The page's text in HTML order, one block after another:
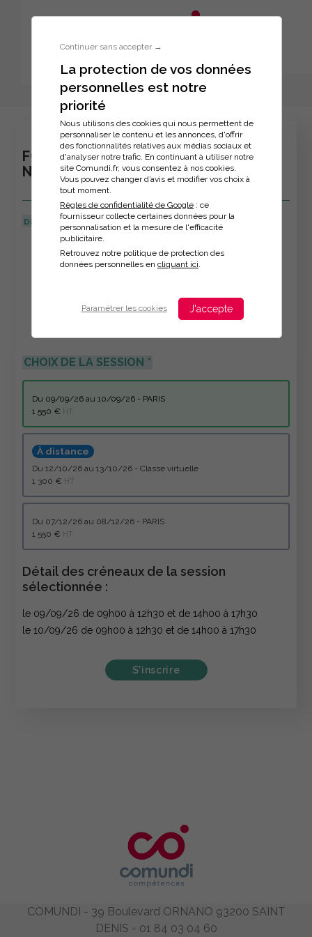
Continuer sans accepter →
La protection de vos données
personnelles est notre
priorité
Nous utilisons des cookies qui nous permettent de
personnaliser le contenu et les annonces, d'offrir
des fonctionnalités relatives aux médias sociaux et
d'analyser notre trafic. En continuant à utiliser notre
site Comundi.fr, vous consentez à nos cookies.
Vous pouvez changer d’avis et modifier vos choix à
tout moment.
Règles de confidentialité de Google : ce
fournisseur collecte certaines données pour la
personnalisation et la mesure de l'efficacité
publicitaire.
Retrouvez notre politique de protection des
données personnelles en cliquant ici
Paramétrer les cookies J'accepte
Inscription à la formation
FORMATION : TECHNIQUES DE
NÉGOCIATION
DERNIÈRE MISE À JOUR :08/04/2026
Veuillez décrire votre situation
CHOIX DE LA SESSION
du 09/09/26 au 10/09/26 - PARIS
1 550 € HT
À distance
du 12/10/26 au 13/10/26 - Classe virtuelle
1 300 € HT
du 07/12/26 au 08/12/26 - PARIS
1 550 € HT
Détail des créneaux de la session
sélectionnée :
le 09/09/26 de 09h00 à 12h30 et de 14h00 à 17h30
le 10/09/26 de 09h00 à 12h30 et de 14h00 à 17h30
S'inscrire
COMUNDI - 39 Boulevard ORNANO 93200 SAINT
DENIS - 01 84 03 04 60